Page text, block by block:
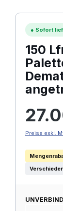
● Sofort
150
Preise exkl.